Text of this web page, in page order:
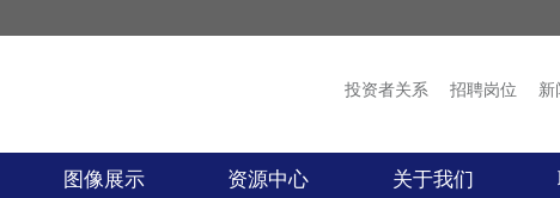
市场活动
投资者关系 招聘岗位 新
图像展示 资源中心 关于我们